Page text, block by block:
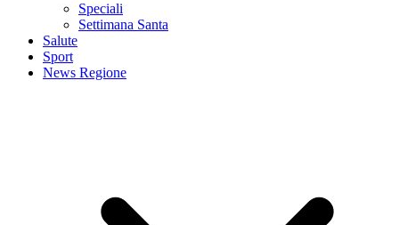
Speciali
Settimana Santa
Salute
Sport
News Regione